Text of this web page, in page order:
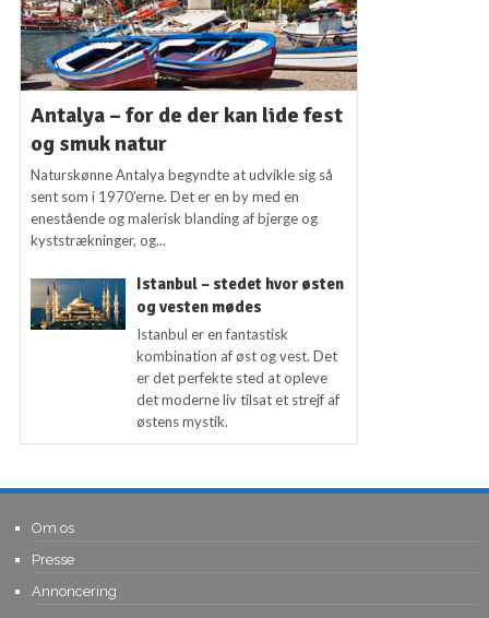
Antalya – for de der kan lide fest
og smuk natur
Naturskønne Antalya begyndte at udvikle sig så
sent som i 1970’erne. Det er en by med en
enestående og malerisk blanding af bjerge og
kyststrækninger, og...
Istanbul – stedet hvor østen
og vesten mødes
Istanbul er en fantastisk
kombination af øst og vest. Det
er det perfekte sted at opleve
det moderne liv tilsat et strejf af
østens mystik.
Om os
Presse
Annoncering